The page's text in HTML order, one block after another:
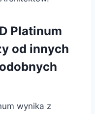
Platinum
od innych
wynika z